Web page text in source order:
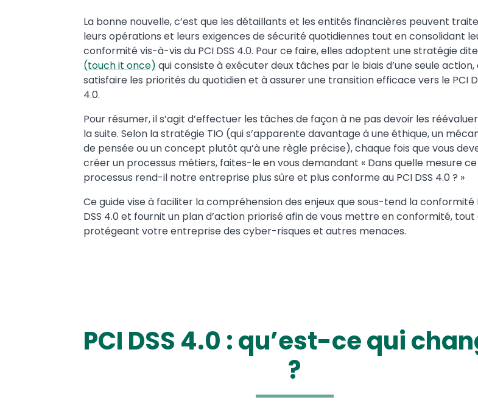
La bonne nouvelle, c’est que les détaillants et les entités financières peuvent
leurs opérations et leurs exigences de sécurité quotidiennes tout en consolidant
conformité vis-à-vis du PCI DSS 4.0. Pour ce faire, elles adoptent une stratégie dite
(touch it once) qui consiste à exécuter deux tâches par le biais d’une seule action,
satisfaire les priorités du quotidien et à assurer une transition efficace vers le PCI
4.0.
Pour résumer, il s’agit d’effectuer les tâches de façon à ne pas devoir les
la suite. Selon la stratégie TIO (qui s’apparente davantage à une éthique, un
de pensée ou un concept plutôt qu’à une règle précise), chaque fois que vous
créer un processus métiers, faites-le en vous demandant « Dans quelle mesure ce
processus rend-il notre entreprise plus sûre et plus conforme au PCI DSS 4.0 ? »
Ce guide vise à faciliter la compréhension des enjeux que sous-tend la conformité
DSS 4.0 et fournit un plan d’action priorisé afin de vous mettre en conformité, tout
protégeant votre entreprise des cyber-risques et autres menaces.
PCI DSS 4.0 : qu’est-ce qui
?